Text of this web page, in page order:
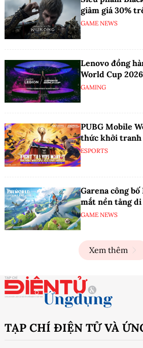
giảm giá 30%
GAME NEWS
Lenovo đồng
World Cup 2026
GAMING
PUBG Mobile
thức khởi tranh
ESPORTS
Garena công
mắt nền tảng di
GAME NEWS
Xem thêm
TẠP CHÍ ĐIỆN TỬ VÀ